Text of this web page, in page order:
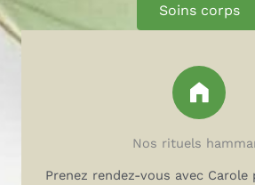
Soins corps
Nos rituels
Prenez rendez-vous avec
Rituels hamman
Des rituels Hammam pour vous
une peau douce et